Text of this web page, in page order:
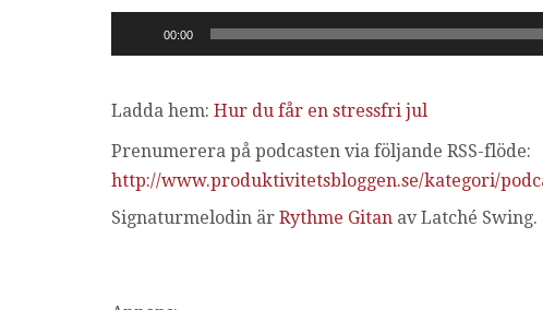
Ljudspelare
00:00
Ladda hem: Hur du får en stressfri jul
Prenumerera på podcasten via följande RSS-flöde:
http://www.produktivitetsbloggen.se/kategori/
Signaturmelodin är Rythme Gitan av Latché Swing.